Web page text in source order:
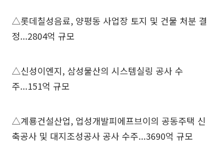
△롯데칠성음료, 양평동 사업장 토지 및 건물 처분 결
정...2804억 규모
△신성이엔지, 삼성물산의 시스템실링 공사 수
주...151억 규모
△계룡건설산업, 업성개발피에프브이의 공동주택 신
축공사 및 대지조성공사 공사 수주...3690억 규모